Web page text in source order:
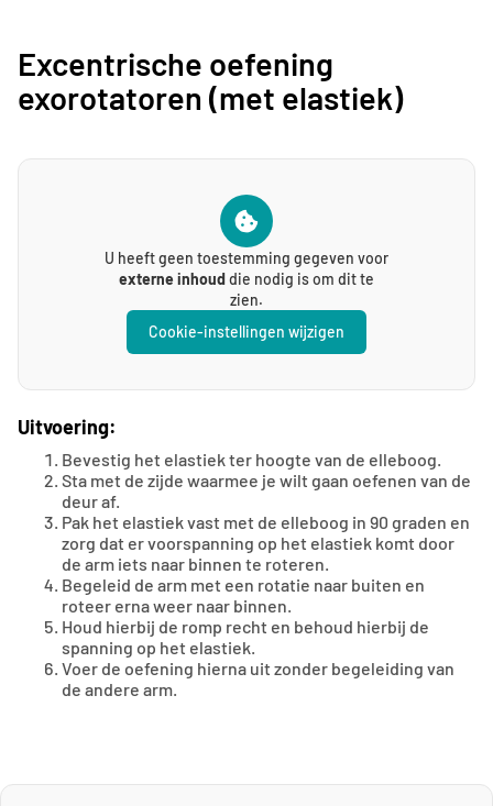
Excentrische oefening
exorotatoren (met elastiek)
U heeft geen toestemming gegeven voor
externe inhouddie nodig is om dit te
zien.
Cookie-instellingen wijzigen
Uitvoering:
Bevestig het elastiek ter hoogte van de elleboog.
Sta met de zijde waarmee je wilt gaan oefenen van de
deur af.
Pak het elastiek vast met de elleboog in 90 graden en
zorg dat er voorspanning op het elastiek komt door
de arm iets naar binnen te roteren.
Begeleid de arm met een rotatie naar buiten en
roteer erna weer naar binnen.
Houd hierbij de romp recht en behoud hierbij de
spanning op het elastiek.
Voer de oefening hierna uit zonder begeleiding van
de andere arm.